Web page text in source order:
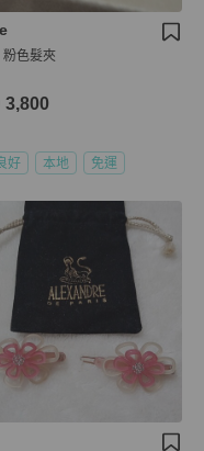
色髮夾
3,800
好 本地 免運